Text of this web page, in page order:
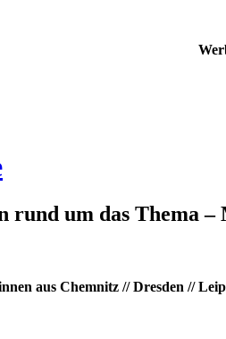
um das Thema –
aus Chemnitz // Dresden //